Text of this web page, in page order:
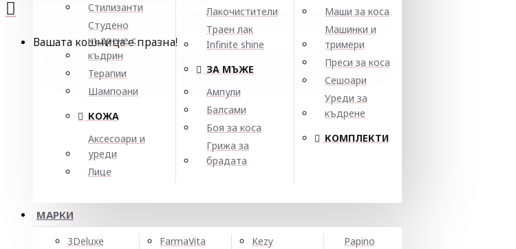
Стилизанти
Студено
къдрене с
къдрин
Терапии
Шампоани
КОЖА
Аксесоари и
уреди
Лице
Лакочистители
Траен лак
Infinite shine
ЗА МЪЖЕ
Ампули
Балсами
Боя за коса
Грижа за
брадата
Маши за коса
Машинки и
тримери
Преси за коса
Сешоари
Уреди за
къдрене
КОМПЛЕКТИ
МАРКИ
3Deluxe
FarmaVita
Kezy
Papino
Вашата кошница е празна!